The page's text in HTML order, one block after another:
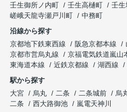
壬生御所ノ内町
壬生高樋町 壬生
嵯峨天龍寺瀬戸川町
中務町
沿線から探す
京都地下鉄東西線
阪急京都本線
京都市営烏丸線
京福電気鉄道嵐山
東海道本線
近鉄京都線 湖西線
駅から探す
大宮
烏丸 二条 二条城前 烏
二条
西大路御池 嵐電天神川